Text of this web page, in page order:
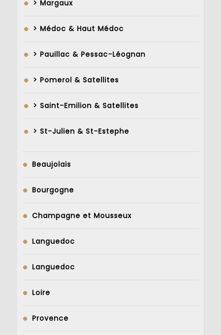
> Margaux
> Médoc & Haut Médoc
> Pauillac & Pessac-Léognan
> Pomerol & Satellites
> Saint-Emilion & Satellites
> St-Julien & St-Estephe
Beaujolais
Bourgogne
Champagne et Mousseux
Languedoc
Languedoc
Loire
Provence